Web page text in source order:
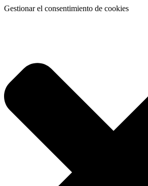
Gestionar el consentimiento de cookies